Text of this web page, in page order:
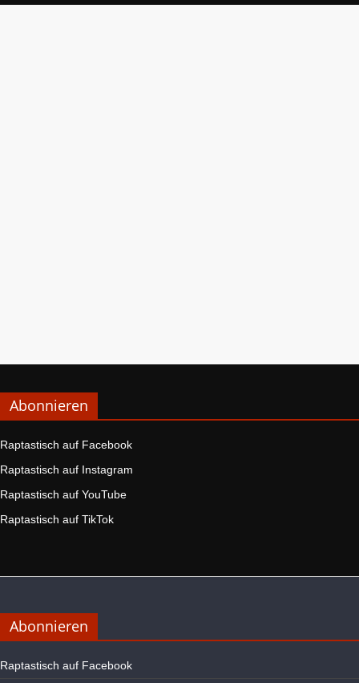
Abonnieren
Raptastisch auf Facebook
Raptastisch auf Instagram
Raptastisch auf YouTube
Raptastisch auf TikTok
Abonnieren
Raptastisch auf Facebook